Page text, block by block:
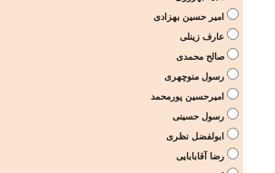
امیر حسین بهزادی
عارف زینلی
صالح محمدی
رسول منوچهری
امیرحسین پورمحمد
رسول حسینی
ابولفضل نظری
رضا آقابابایی